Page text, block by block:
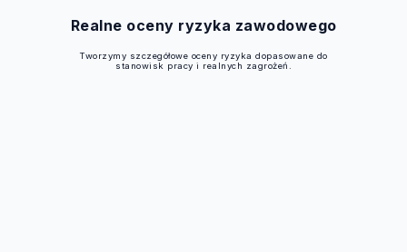
Realne oceny ryzyka zawodowego
Tworzymy szczegółowe oceny ryzyka dopasowane do
stanowisk pracy i realnych zagrożeń.